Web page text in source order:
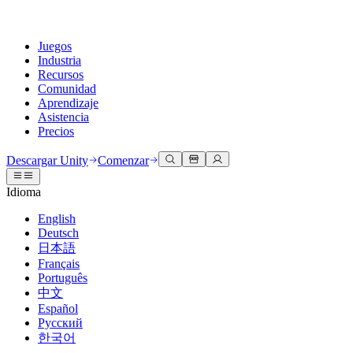
Juegos
Industria
Recursos
Comunidad
Aprendizaje
Asistencia
Precios
Motor de Unity
Crea juegos 2D y 3D para cualquier plataforma
Colaboración
Colabora e itera rápidamente con tu equipo
Descargar Unity
Planes y precios
Implementar
Multiplataforma
Colaboración 3D
Construye y revisa proyectos 3D en tiempo real
Capacitación envolvente
Capacitación en entornos envolventes
Experiencias del cliente
Crea experiencias interactivas en 3D
Industrias
Fabricación
Documentación
Herramientas para desarrolladores
Versiones de lanzamiento y rastreador de problemas
Hoja de ruta
Revisar características próximas
Glosario
Discusiones
Eventos
Eventos globales y locales
Historias de la comunidad
Hecho con Unity
Presentando a los creadores de Unity
Unity Learn
Domina las habilidades de Unity de forma gratuita
Capacitación profesional
Mejora tu equipo con entrenadores de Unity
¿No tienes experiencia con Unity?
Primeros pasos
Pon en marcha tu aprendizaje
Rutas esenciales de Unity
Obtener ayuda
Ayudándote a tener éxito con Unity
Planes de éxito
Alcanza tus metas más rápido con soporte experto
PREGUNTAS FRECUENTES
Respuestas a preguntas comunes
Contáctanos
Conéctate con nuestro equipo
Descargar Unity Comenzar
Idioma
English
Deutsch
日本語
Français
Português
中文
Español
Русский
한국어